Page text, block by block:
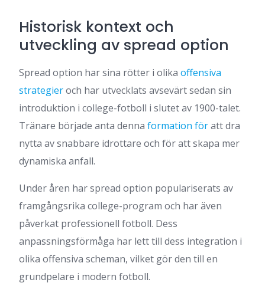
Historisk kontext och
utveckling av spread option
Spread option har sina rötter i olika offensiva
strategieroch har utvecklats avsevärt sedan sin
introduktion i college-fotboll i slutet av 1900-talet.
Tränare började anta denna formation föratt dra
nytta av snabbare idrottare och för att skapa mer
dynamiska anfall.
Under åren har spread option populariserats av
framgångsrika college-program och har även
påverkat professionell fotboll. Dess
anpassningsförmåga har lett till dess integration i
olika offensiva scheman, vilket gör den till en
grundpelare i modern fotboll.